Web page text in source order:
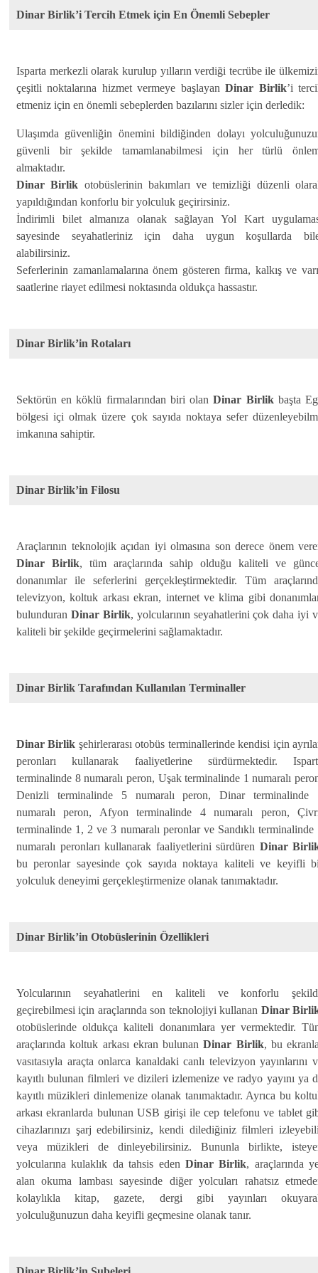
Dinar Birlik’i Tercih Etmek için En Önemli Sebepler
Isparta merkezli olarak kurulup yılların verdiği tecrübe ile
çeşitli noktalarına hizmet vermeye başlayanDinar Birlik’i
etmeniz için en önemli sebeplerden bazılarını sizler için derledik:
Ulaşımda güvenliğin önemini bildiğinden dolayı
güvenli bir şekilde tamamlanabilmesi için her türlü
almaktadır.
Dinar Birlik otobüslerinin bakımları ve temizliği düzenli
yapıldığından konforlu bir yolculuk geçirirsiniz.
İndirimli bilet almanıza olanak sağlayan Yol Kart
sayesinde seyahatleriniz için daha uygun koşullarda
alabilirsiniz.
Seferlerinin zamanlamalarına önem gösteren firma, kalkış ve
saatlerine riayet edilmesi noktasında oldukça hassastır.
Dinar Birlik’in Rotaları
Sektörün en köklü firmalarından biri olanDinar Birlikbaşta
bölgesi içi olmak üzere çok sayıda noktaya sefer
imkanına sahiptir.
Dinar Birlik’in Filosu
Araçlarının teknolojik açıdan iyi olmasına son derece önem
Dinar Birlik, tüm araçlarında sahip olduğu kaliteli ve
donanımlar ile seferlerini gerçekleştirmektedir. Tüm
televizyon, koltuk arkası ekran, internet ve klima gibi
bulunduran Dinar Birlik, yolcularının seyahatlerini çok daha iyi
kaliteli bir şekilde geçirmelerini sağlamaktadır.
Dinar Birlik Tarafından Kullanılan Terminaller
Dinar Birlik şehirlerarası otobüs terminallerinde kendisi için
peronları kullanarak faaliyetlerine sürdürmektedir.
terminalinde 8 numaralı peron, Uşak terminalinde 1 numaralı
Denizli terminalinde 5 numaralı peron, Dinar terminalinde
numaralı peron, Afyon terminalinde 4 numaralı peron,
terminalinde 1, 2 ve 3 numaralı peronlar ve Sandıklı terminalinde
numaralı peronları kullanarak faaliyetlerini sürdüren Dinar
bu peronlar sayesinde çok sayıda noktaya kaliteli ve keyifli
yolculuk deneyimi gerçekleştirmenize olanak tanımaktadır.
Dinar Birlik’in Otobüslerinin Özellikleri
Yolcularının seyahatlerini en kaliteli ve konforlu
geçirebilmesi için araçlarında son teknolojiyi kullanan Dinar
otobüslerinde oldukça kaliteli donanımlara yer vermektedir.
araçlarında koltuk arkası ekran bulunanDinar Birlik, bu
vasıtasıyla araçta onlarca kanaldaki canlı televizyon yayınlarını
kayıtlı bulunan filmleri ve dizileri izlemenize ve radyo yayını ya
kayıtlı müzikleri dinlemenize olanak tanımaktadır. Ayrıca bu
arkası ekranlarda bulunan USB girişi ile cep telefonu ve tablet
cihazlarınızı şarj edebilirsiniz, kendi dilediğiniz filmleri
veya müzikleri de dinleyebilirsiniz. Bununla birlikte,
yolcularına kulaklık da tahsis eden Dinar Birlik, araçlarında
alan okuma lambası sayesinde diğer yolcuları rahatsız
kolaylıkla kitap, gazete, dergi gibi yayınları
yolculuğunuzun daha keyifli geçmesine olanak tanır.